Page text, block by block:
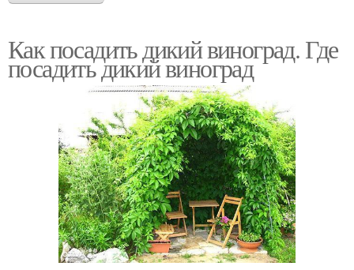
Как посадить дикий виноград. Где
посадить дикий виноград